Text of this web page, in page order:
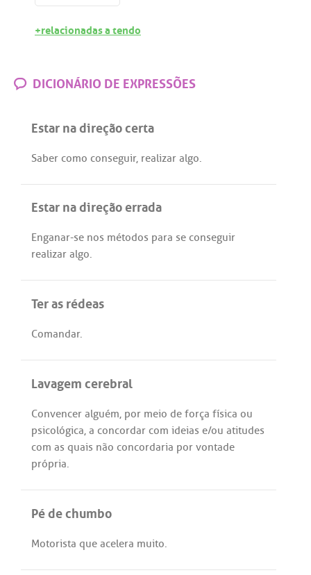
+relacionadas a tendo
DICIONÁRIO DE EXPRESSÕES
Estar na direção certa
Saber como conseguir, realizar algo.
Estar na direção errada
Enganar-se nos métodos para se conseguir
realizar algo.
Ter as rédeas
Comandar.
Lavagem cerebral
Convencer alguém, por meio de força física ou
psicológica, a concordar com ideias e/ou atitudes
com as quais não concordaria por vontade
própria.
Pé de chumbo
Motorista que acelera muito.